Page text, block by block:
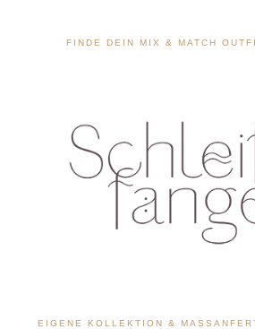
FINDE DEIN MIX & MATCH
EIGENE KOLLEKTION &